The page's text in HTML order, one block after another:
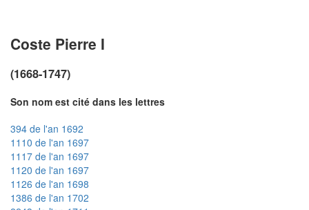
Coste Pierre I
(1668-1747)
Son nom est cité dans les lettres
394 de l'an 1692
1110 de l'an 1697
1117 de l'an 1697
1120 de l'an 1697
1126 de l'an 1698
1386 de l'an 1702